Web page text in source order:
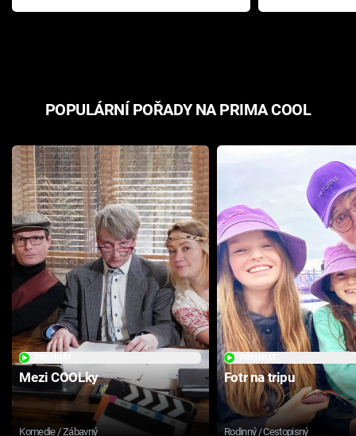
Pottera přišla s ráznou
přichází s
POPULÁRNÍ POŘADY NA PRIMA COOL
Mezi COOLky
Komedie / Zábavný
Fotr na tripu
Rodinný / Cestopisný